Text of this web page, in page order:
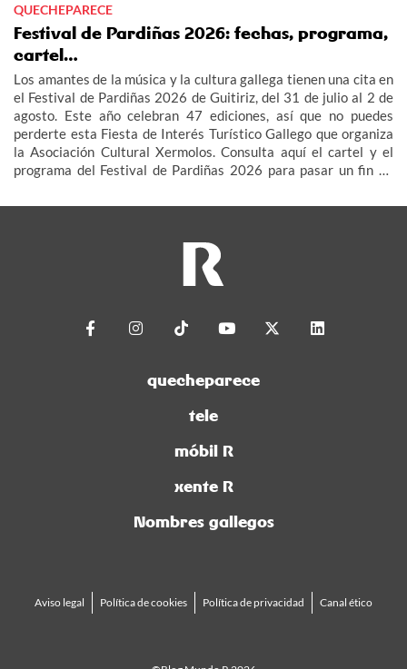
QUECHEPARECE
Festival de Pardiñas 2026: fechas, programa,
cartel…
Los amantes de la música y la cultura gallega tienen una cita en
el Festival de Pardiñas 2026 de Guitiriz, del 31 de julio al 2 de
agosto. Este año celebran 47 ediciones, así que no puedes
perderte esta Fiesta de Interés Turístico Gallego que organiza
la Asociación Cultural Xermolos. Consulta aquí el cartel y el
programa del Festival de Pardiñas 2026 para pasar un fin de
quecheparece
tele
móbil R
xente R
Nombres gallegos
Aviso legal Política de cookies Política de privacidad Canal ético